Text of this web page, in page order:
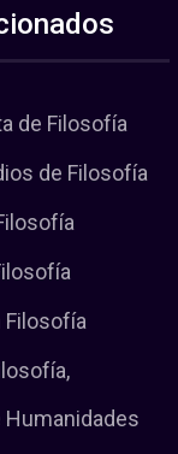
de Filosofía
de Filosofía
Filosofía
Humanidades